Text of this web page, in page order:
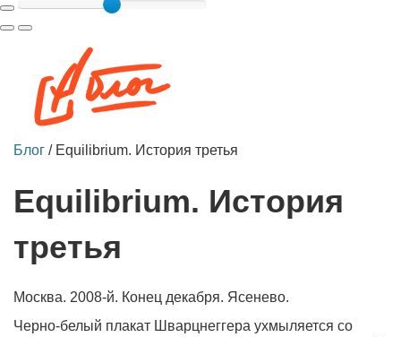
Блог / Equilibrium. История третья
Equilibrium. История
третья
Москва. 2008-й. Конец декабря. Ясенево.
Черно-белый плакат Шварцнеггера ухмыляется со